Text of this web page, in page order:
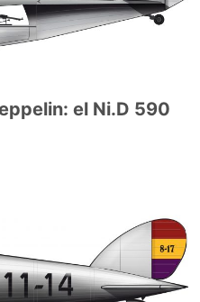
el Ni.D 590